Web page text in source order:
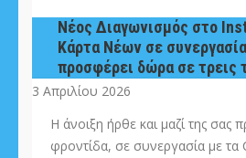
Νέος Διαγωνισμός στο
Κάρτα Νέων σε
προσφέρει δώρα σε τρεις
3 Απριλίου 2026
Η άνοιξη ήρθε και μαζί της
φροντίδα, σε συνεργασία με